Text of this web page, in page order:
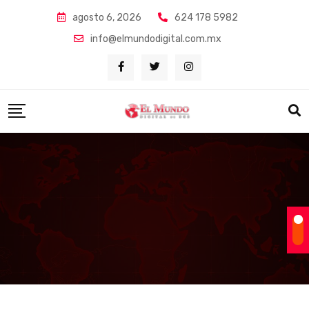
agosto 6, 2026
624 178 5982
info@elmundodigital.com.mx